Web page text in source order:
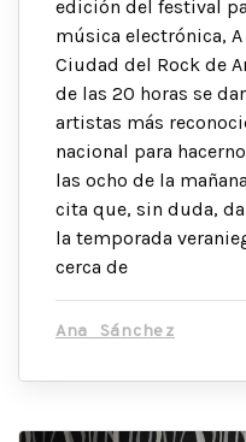
edición del festival
música electrónica,
Ciudad del Rock de
de las 20 horas se
artistas más
nacional para
las ocho de la
cita que, sin duda,
la temporada
cerca de
Ana Sánchez